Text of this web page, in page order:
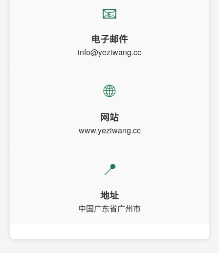
📧
电子邮件
info@yeziwang.cc
🌐
网站
www.yeziwang.cc
📍
地址
中国广东省广州市